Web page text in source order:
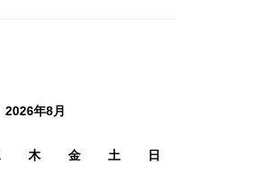
2026年8月
木 金 土 日